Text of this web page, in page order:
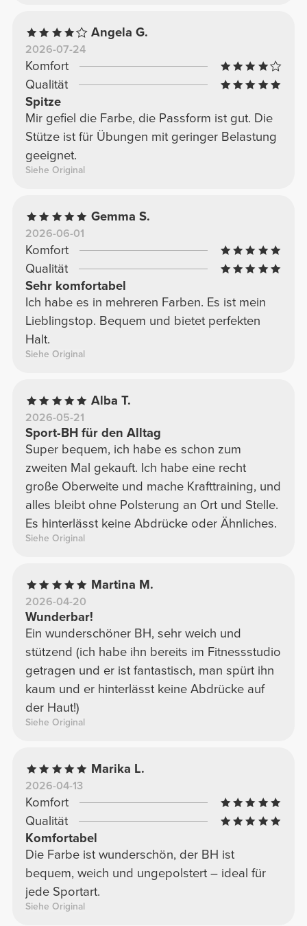
Angela G.
2026-07-24
Komfort
Qualität
Spitze
Mir gefiel die Farbe, die Passform ist gut. Die
Stütze ist für Übungen mit geringer Belastung
geeignet.
Siehe Original
Gemma S.
2026-06-01
Komfort
Qualität
Sehr komfortabel
Ich habe es in mehreren Farben. Es ist mein
Lieblingstop. Bequem und bietet perfekten
Halt.
Siehe Original
Alba T.
2026-05-21
Sport-BH für den Alltag
Super bequem, ich habe es schon zum
zweiten Mal gekauft. Ich habe eine recht
große Oberweite und mache Krafttraining, und
alles bleibt ohne Polsterung an Ort und Stelle.
Es hinterlässt keine Abdrücke oder Ähnliches.
Siehe Original
Martina M.
2026-04-20
Wunderbar!
Ein wunderschöner BH, sehr weich und
stützend (ich habe ihn bereits im Fitnessstudio
getragen und er ist fantastisch, man spürt ihn
kaum und er hinterlässt keine Abdrücke auf
der Haut!)
Siehe Original
Marika L.
2026-04-13
Komfort
Qualität
Komfortabel
Die Farbe ist wunderschön, der BH ist
bequem, weich und ungepolstert – ideal für
jede Sportart.
Siehe Original